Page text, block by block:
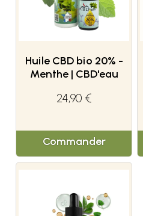
Huile CBD bio 20% -
Menthe | CBD'eau
24,90 €
Commander